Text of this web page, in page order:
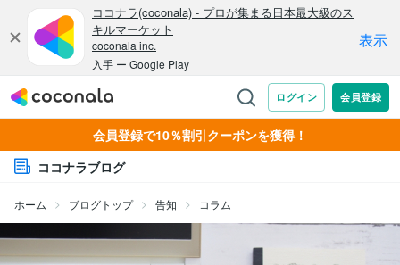
会員登録で10％割引クーポンを獲得！
ココナラブログ
ホーム ブログトップ 告知 コラム